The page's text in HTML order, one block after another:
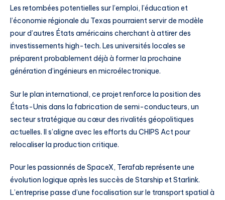
Les retombées potentielles sur l’emploi, l’éducation et
l’économie régionale du Texas pourraient servir de modèle
pour d’autres États américains cherchant à attirer des
investissements high-tech. Les universités locales se
préparent probablement déjà à former la prochaine
génération d’ingénieurs en microélectronique.
Sur le plan international, ce projet renforce la position des
États-Unis dans la fabrication de semi-conducteurs, un
secteur stratégique au cœur des rivalités géopolitiques
actuelles. Il s’aligne avec les efforts du CHIPS Act pour
relocaliser la production critique.
Pour les passionnés de SpaceX, Terafab représente une
évolution logique après les succès de Starship et Starlink.
L’entreprise passe d’une focalisation sur le transport spatial à